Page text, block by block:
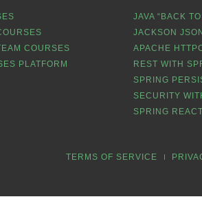
COURSES
PLATFORM
JAVA “BACK
JACKSON
APACHE
REST WITH
SPRING
SECURITY
SPRING
TERMS OF SERVICE